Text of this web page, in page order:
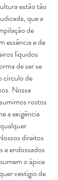
estão tão
que a
de
essência e de
líquidos
de ser se
círculo de
Nossa
rostos
a exigência
direitos
endossados
o ápice
vestígio de